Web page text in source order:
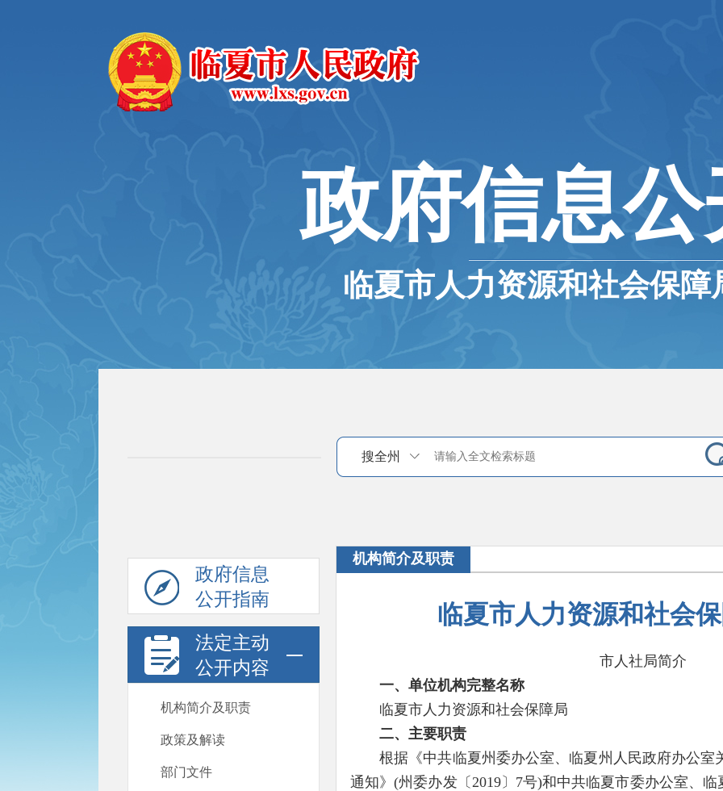
政府信息公
临夏市人力资源和社会保障
搜全州
政府信息
公开指南
法定主动
公开内容
机构简介及职责
政策及解读
部门文件
机构简介及职责
临夏市人力资源和社会
市人社局简介
一、单位机构完整名称
临夏市人力资源和社会保障局
二、主要职责
根据《中共临夏州委办公室、临夏州人民政府办公室
通知》(州委办发〔2019〕7号)和中共临夏市委办公室、